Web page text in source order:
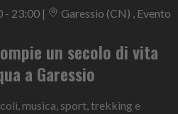
- 23:00 |
Garessio (CN) , Evento
un secolo di vita
a Garessio
musica, sport, trekking e